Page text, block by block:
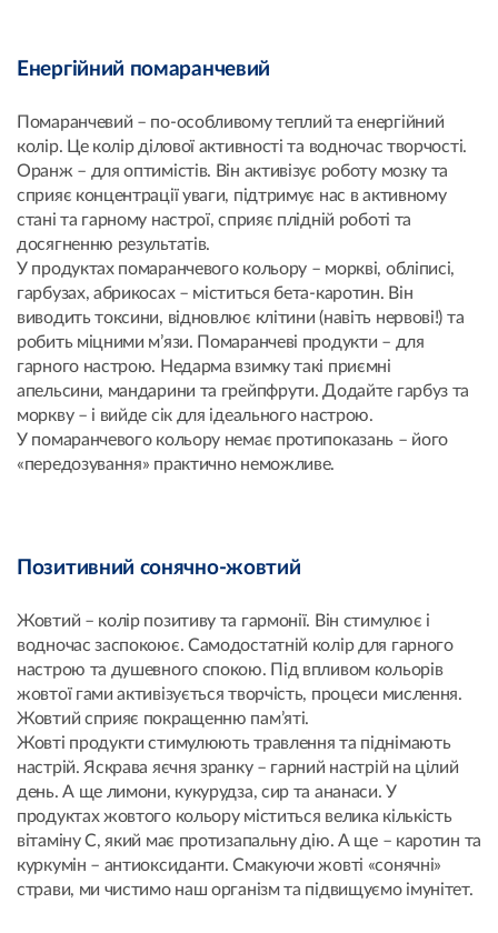
Енергійний помаранчевий
Помаранчевий – по-особливому теплий та енергійний
колір. Це колір ділової активності та водночас творчості.
Оранж – для оптимістів. Він активізує роботу мозку та
сприяє концентрації уваги, підтримує нас в активному
стані та гарному настрої, сприяє плідній роботі та
досягненню результатів.
У продуктах помаранчевого кольору – моркві, обліписі,
гарбузах, абрикосах – міститься бета-каротин. Він
виводить токсини, відновлює клітини (навіть нервові!) та
робить міцними м’язи. Помаранчеві продукти – для
гарного настрою. Недарма взимку такі приємні
апельсини, мандарини та грейпфрути. Додайте гарбуз та
моркву – і вийде сік для ідеального настрою.
У помаранчевого кольору немає протипоказань – його
«передозування» практично неможливе.
Позитивний сонячно-жовтий
Жовтий – колір позитиву та гармонії. Він стимулює і
водночас заспокоює. Самодостатній колір для гарного
настрою та душевного спокою. Під впливом кольорів
жовтої гами активізується творчість, процеси мислення.
Жовтий сприяє покращенню пам’яті.
Жовті продукти стимулюють травлення та піднімають
настрій. Яскрава яєчня зранку – гарний настрій на цілий
день. А ще лимони, кукурудза, сир та ананаси. У
продуктах жовтого кольору міститься велика кількість
вітаміну С, який має протизапальну дію. А ще – каротин та
куркумін – антиоксиданти. Смакуючи жовті «сонячні»
страви, ми чистимо наш організм та підвищуємо імунітет.